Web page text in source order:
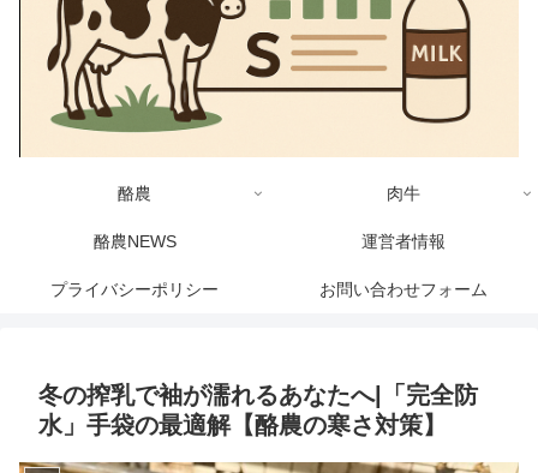
酪農 肉牛
酪農NEWS 運営者情報
プライバシーポリシー お問い合わせフォーム
冬の搾乳で袖が濡れるあなたへ|「完全防
水」手袋の最適解【酪農の寒さ対策】